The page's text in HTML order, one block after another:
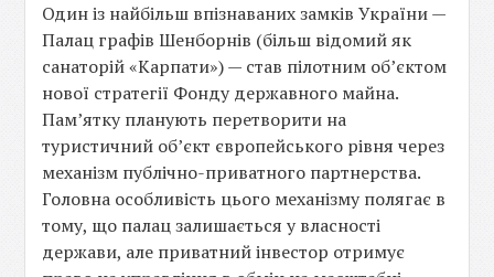
Один із найбільш впізнаваних замків України —
Палац графів Шенборнів (більш відомий як
санаторій «Карпати») — став пілотним об’єктом
нової стратегії Фонду державного майна.
Пам’ятку планують перетворити на
туристичний об’єкт європейського рівня через
механізм публічно-приватного партнерства.
Головна особливість цього механізму полягає в
тому, що палац залишається у власності
держави, але приватний інвестор отримує